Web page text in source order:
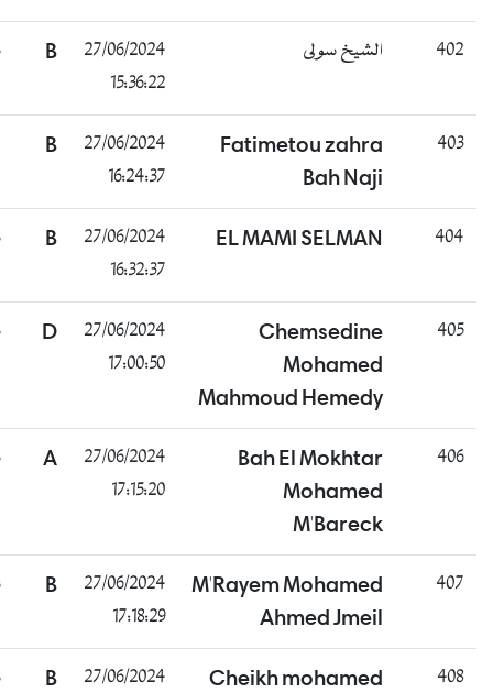
الشيخ سولى
27/06/2024
15:36:22
B ناجح
Fatimetou zahra
Bah Naji
27/06/2024
16:24:37
B غائب
EL MAMI SELMAN
27/06/2024
16:32:37
B ناجح
Chemsedine
Mohamed
Mahmoud Hemedy
27/06/2024
17:00:50
D ناجح
Bah El Mokhtar
Mohamed
M'Bareck
27/06/2024
17:15:20
A ناجح
M'Rayem Mohamed
Ahmed Jmeil
27/06/2024
17:18:29
B ناجح
Cheikh mohamed
27/06/2024
B ناجح